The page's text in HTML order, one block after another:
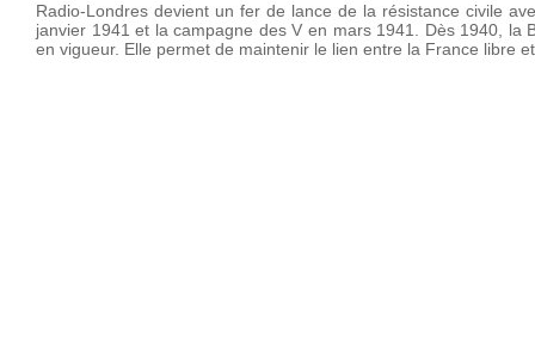
Radio-Londres devient un fer de lance de la résistance civile
janvier 1941 et la campagne des V en mars 1941. Dès 1940, la
en vigueur. Elle permet de maintenir le lien entre la France libre